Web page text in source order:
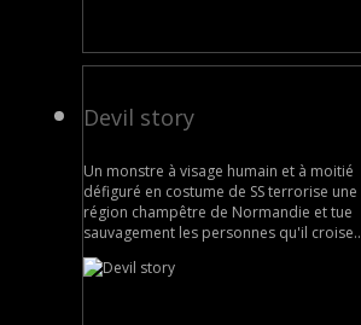
Devil story
Un monstre à visage humain et à moitié
défiguré en costume de SS terrorise une
région champêtre de Normandie et tue
sauvagement les personnes qu'il croise..